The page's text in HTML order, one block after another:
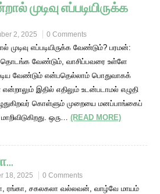
முடிவு எப்படியிருக்க
2, 2025 0 Comments
முடிவு எப்படியிருக்க வேண்டும்? பரமன்:
தொடங்க வேண்டும், வாசிப்பவரை உள்ளே
வேண்டும் என்பதெல்லாம் பொதுவாகக்
இதில் எதிலும் உடன்படாமல் எழுதி
கொள்ளும் முறையை மனப்பாங்கைப்
ஒரு…(READ MORE)
18, 2025 0 Comments
ரங்கா, சகலகலா வல்லவன், வாழ்வே மாயம்